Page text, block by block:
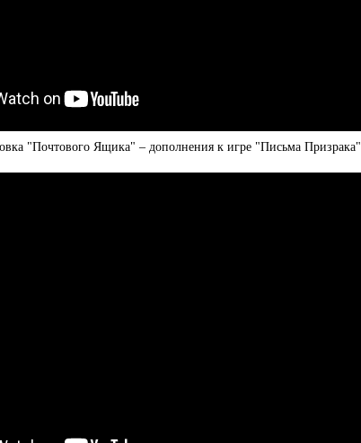
"Почтового Ящика" – дополнения к игре "Письма Призрака".